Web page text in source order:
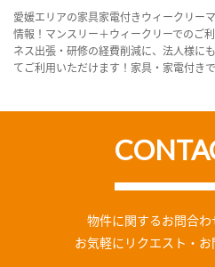
愛媛エリアの家具家電付きウィークリー
情報！マンスリー＋ウィークリーでのご
ネス出張・研修の経費削減に、法人様に
てご利用いただけます！家具・家電付き
物件に関するお問合わ
お気軽にリクエスト・お